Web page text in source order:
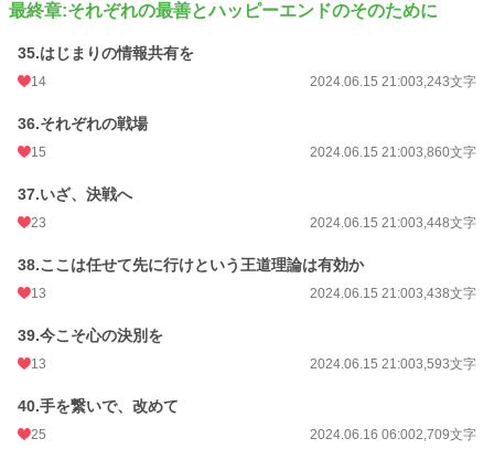
最終章:それぞれの最善とハッピーエンドのそのために
35.はじまりの情報共有を
14 2024.06.15 21:003,243文字
36.それぞれの戦場
15 2024.06.15 21:003,860文字
37.いざ、決戦へ
23 2024.06.15 21:003,448文字
38.ここは任せて先に行けという王道理論は有効か
13 2024.06.15 21:003,438文字
39.今こそ心の決別を
13 2024.06.15 21:003,593文字
40.手を繋いで、改めて
25 2024.06.16 06:002,709文字